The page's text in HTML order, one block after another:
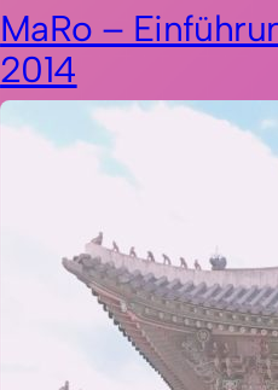
MaRo –
2014